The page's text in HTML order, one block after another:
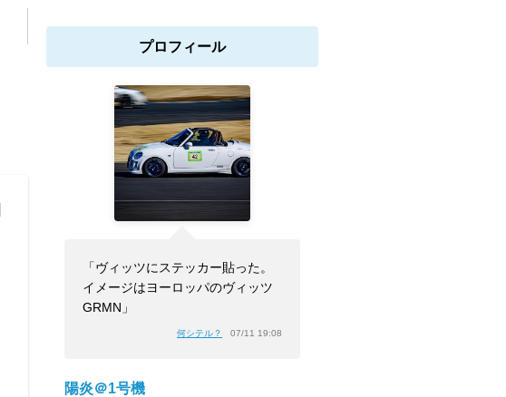
プロフィール
「ヴィッツにステッカー貼った。
イメージはヨーロッパのヴィッツ
GRMN」
何シテル？ 07/11 19:08
陽炎＠1号機